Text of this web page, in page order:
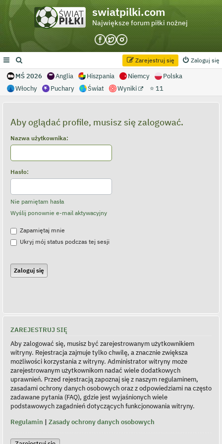
swiatpilki.com
Największe forum piłki nożnej
Zaloguj się
Zarejestruj się
MŚ 2026 Anglia Hiszpania Niemcy
Polska
Włochy
Puchary Świat Wyniki ⭐ 11
Aby oglądać profile, musisz się zalogować.
Nazwa użytkownika:
Hasło:
Nie pamiętam hasła
Wyślij ponownie e-mail aktywacyjny
Zapamiętaj mnie
Ukryj mój status podczas tej sesji
ZAREJESTRUJ SIĘ
Aby zalogować się, musisz być zarejestrowanym użytkownikiem
witryny. Rejestracja zajmuje tylko chwilę, a znacznie zwiększa
możliwości korzystania z witryny. Administrator witryny może
zarejestrowanym użytkownikom nadać wiele dodatkowych
uprawnień. Przed rejestracją zapoznaj się z naszym regulaminem,
zasadami ochrony danych osobowych oraz z odpowiedziami na często
zadawane pytania (FAQ), gdzie jest wyjaśnionych wiele
podstawowych zagadnień dotyczących funkcjonowania witryny.
Regulamin | Zasady ochrony danych osobowych